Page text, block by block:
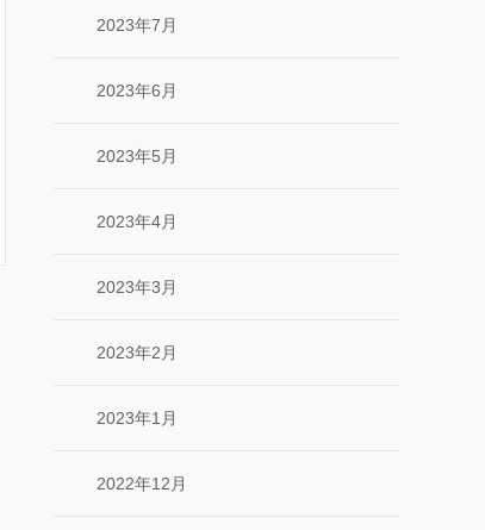
2023年7月
2023年6月
2023年5月
2023年4月
2023年3月
2023年2月
2023年1月
2022年12月